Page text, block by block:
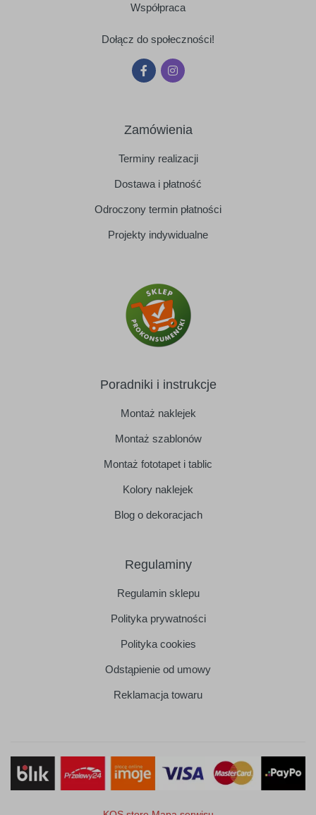
Współpraca
Dołącz do społeczności!
Zamówienia
Terminy realizacji
Dostawa i płatność
Odroczony termin płatności
Projekty indywidualne
Poradniki i instrukcje
Montaż naklejek
Montaż szablonów
Montaż fototapet i tablic
Kolory naklejek
Blog o dekoracjach
Regulaminy
Regulamin sklepu
Polityka prywatności
Polityka cookies
Odstąpienie od umowy
Reklamacja towaru